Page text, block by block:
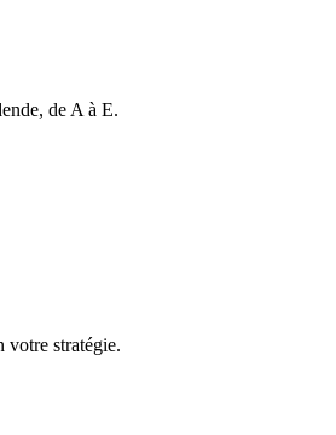
de A à E.
votre stratégie.